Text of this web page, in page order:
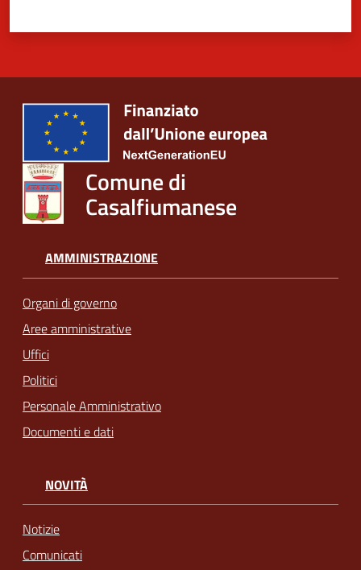
Comune di
Casalfiumanese
AMMINISTRAZIONE
Organi di governo
Aree amministrative
Uffici
Politici
Personale Amministrativo
Documenti e dati
NOVITÀ
Notizie
Comunicati